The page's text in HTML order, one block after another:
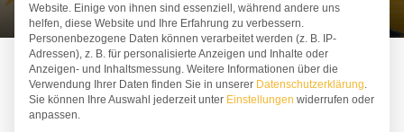
Website. Einige von ihnen sind essenziell, während andere uns
helfen, diese Website und Ihre Erfahrung zu verbessern.
Personenbezogene Daten können verarbeitet werden (z. B. IP-
Adressen), z. B. für personalisierte Anzeigen und Inhalte oder
Anzeigen- und Inhaltsmessung. Weitere Informationen über die
Verwendung Ihrer Daten finden Sie in unserer Datenschutzerklärung.
Sie können Ihre Auswahl jederzeit unter Einstellungen widerrufen oder
anpassen.